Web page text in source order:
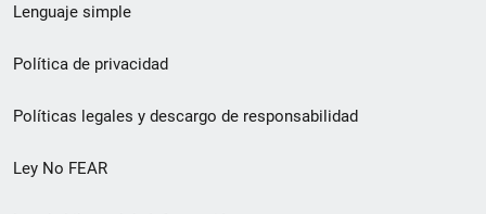
de
pie
de
página
Lenguaje simple
Política de privacidad
Políticas legales y descargo de responsabilidad
Ley No FEAR